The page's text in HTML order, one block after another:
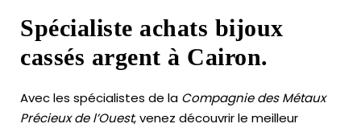
Spécialiste achats bijoux
cassés argent à Cairon.
Avec les spécialistes de la Compagnie des Métaux
Précieux de l’Ouest, venez découvrir le meilleur